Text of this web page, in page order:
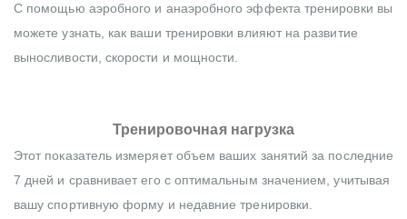
С помощью аэробного и анаэробного эффекта тренировки вы
можете узнать, как ваши тренировки влияют на развитие
выносливости, скорости и мощности.
Тренировочная нагрузка
Этот показатель измеряет объем ваших занятий за последние
7 дней и сравнивает его с оптимальным значением, учитывая
вашу спортивную форму и недавние тренировки.